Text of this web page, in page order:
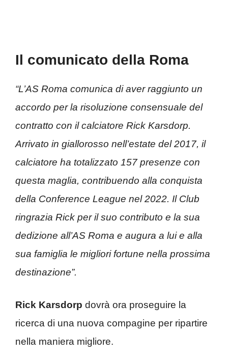
Il comunicato della Roma
“L’AS Roma comunica di aver raggiunto un
accordo per la risoluzione consensuale del
contratto con il calciatore Rick Karsdorp.
Arrivato in giallorosso nell’estate del 2017, il
calciatore ha totalizzato 157 presenze con
questa maglia, contribuendo alla conquista
della Conference League nel 2022. Il Club
ringrazia Rick per il suo contributo e la sua
dedizione all’AS Roma e augura a lui e alla
sua famiglia le migliori fortune nella prossima
destinazione”.
Rick Karsdorp dovrà ora proseguire la
ricerca di una nuova compagine per ripartire
nella maniera migliore.